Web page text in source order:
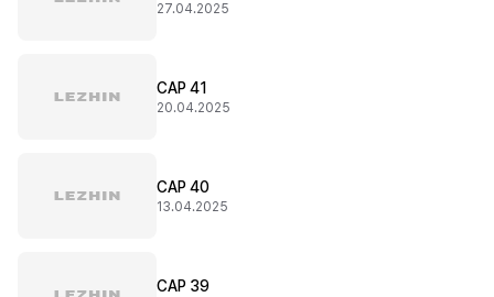
27.04.2025
CAP 41
20.04.2025
CAP 40
13.04.2025
CAP 39